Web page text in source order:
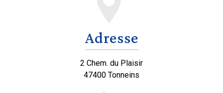
Adresse
2 Chem. du Plaisir
47400 Tonneins